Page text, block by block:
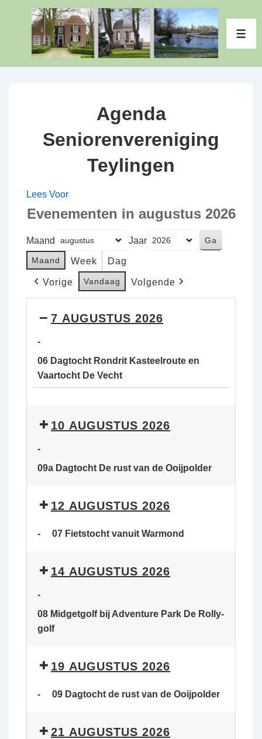
Doorgaan
hoofdinhoud
Agenda
Seniorenvereniging
Teylingen
Lees Voor
Evenementen in augustus 2026
Maand Jaar
Maand Week Dag
Vorige Vandaag Volgende
7 AUGUSTUS 2026
-
06 Dagtocht Rondrit Kasteelroute en
Vaartocht De Vecht
Rondrit
Vaartocht
Vecht
10 AUGUSTUS 2026
-
09a Dagtocht De rust van de Ooijpolder
12 AUGUSTUS 2026
- 07 Fietstocht vanuit Warmond
14 AUGUSTUS 2026
-
08 Midgetgolf bij Adventure Park De Rolly-
golf
19 AUGUSTUS 2026
- 09 Dagtocht de rust van de Ooijpolder
21 AUGUSTUS 2026